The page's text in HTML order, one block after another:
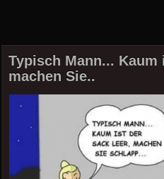
Typisch Mann... Kaum
machen Sie..